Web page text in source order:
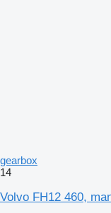
gearbox
14
Volvo FH12 460,